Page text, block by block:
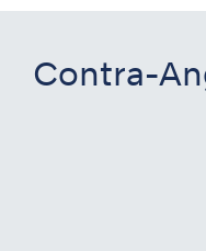
Contra-